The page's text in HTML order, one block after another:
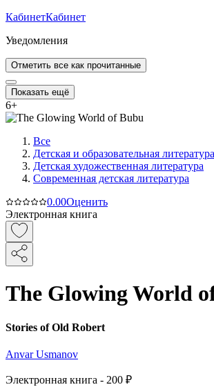
КабинетКабинет
Уведомления
Отметить все как прочитанные
Показать ещё
6+
Все
Детская и образовательная литература
Детская художественная литература
Современная детская литература
0.00Оценить
Электронная книга
The Glowing World
Stories of Old Robert
Anvar Usmanov
Электронная книга - 200 ₽